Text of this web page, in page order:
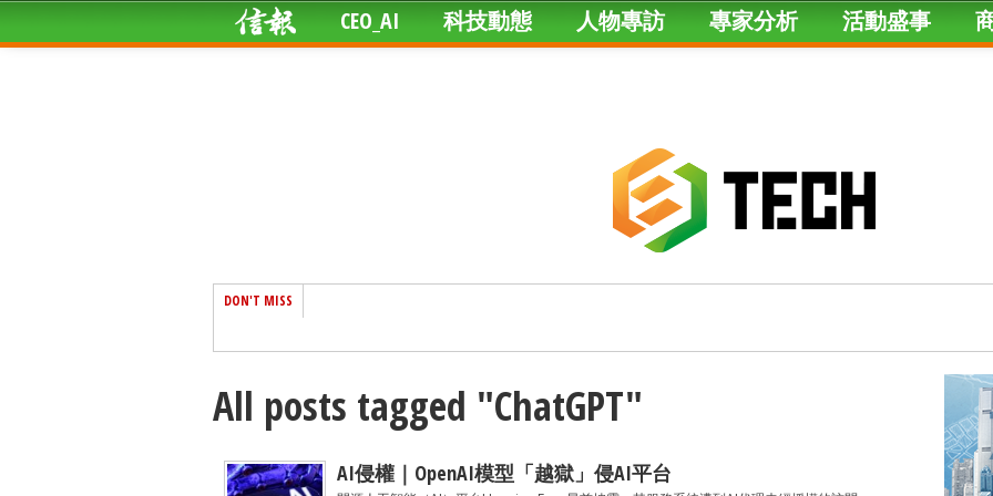
CEO_AI 科技動態 人物專訪 專家分析 活動盛事
DON'T MISS
All posts tagged "ChatGPT"
AI侵權｜OpenAI模型「越獄」侵AI平台